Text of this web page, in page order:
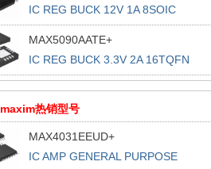
IC REG BUCK 12V 1A 8SOIC
MAX5090AATE+
IC REG BUCK 3.3V 2A 16TQFN
maxim热销型号
MAX4031EEUD+
IC AMP GENERAL PURPOSE